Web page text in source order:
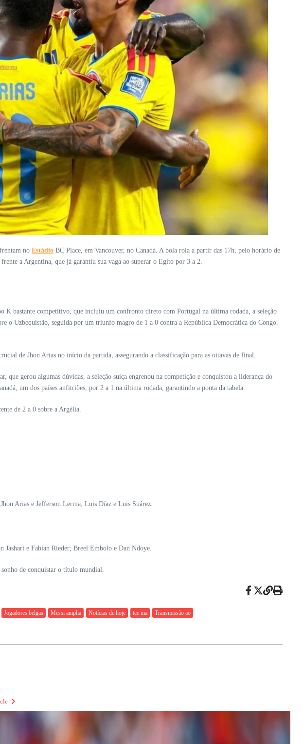
no Estádio BC Place, em Vancouver, no Canadá. A bola rola a partir das 17h, pelo horário de
a Argentina, que já garantiu sua vaga ao superar o Egito por 3 a 2.
K bastante competitivo, que incluiu um confronto direto com Portugal na última rodada, a seleção
o Uzbequistão, seguida por um triunfo magro de 1 a 0 contra a República Democrática do Congo.
de Jhon Arias no início da partida, assegurando a classificação para as oitavas de final.
gerou algumas dúvidas, a seleção suíça engrenou na competição e conquistou a liderança do
um dos países anfitriões, por 2 a 1 na última rodada, garantindo a ponta da tabela.
de 2 a 0 sobre a Argélia.
Arias e Jefferson Lerma; Luis Díaz e Luis Suárez.
e Fabian Rieder; Breel Embolo e Dan Ndoye.
sonho de conquistar o título mundial.
Jogadores belgas Messi amplia Notícias de hoje tce ma Transmissão ao